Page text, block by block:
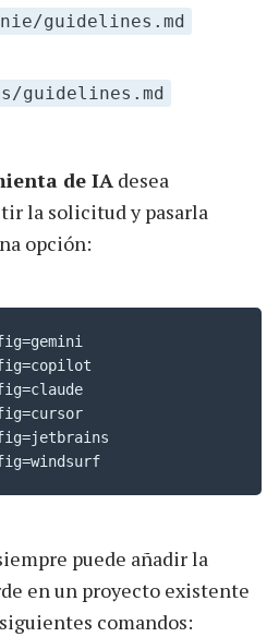
guidelines.md
guidelines.md
de IA desea
la solicitud y pasarla
opción:
puede añadir la
en un proyecto existente
comandos: